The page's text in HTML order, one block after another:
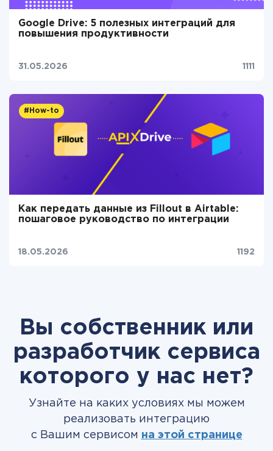
Google Drive: 5 полезных интеграций для
повышения продуктивности
31.05.2026 1111
#How-to
Как передать данные из Fillout в Airtable:
пошаговое руководство по интеграции
18.05.2026 1192
Вы собственник или
разработчик сервиса
которого у нас нет?
Узнайте на каких условиях мы можем
реализовать интеграцию
с Вашим сервисом на этой странице